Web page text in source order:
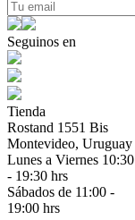
Seguinos en
Tienda
Rostand 1551 Bis
Montevideo, Uruguay
Lunes a Viernes 10:30
- 19:30 hrs
Sábados de 11:00 -
19:00 hrs